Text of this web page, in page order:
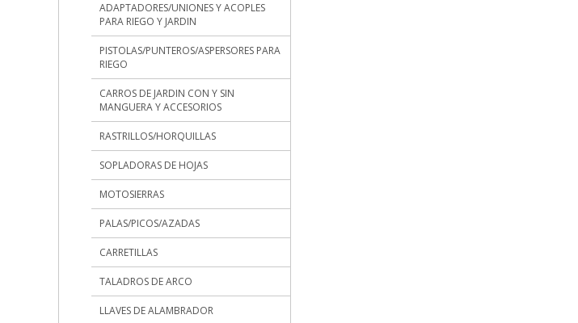
ADAPTADORES/UNIONES Y ACOPLES
PARA RIEGO Y JARDIN
PISTOLAS/PUNTEROS/ASPERSORES PARA
RIEGO
CARROS DE JARDIN CON Y SIN
MANGUERA Y ACCESORIOS
RASTRILLOS/HORQUILLAS
SOPLADORAS DE HOJAS
MOTOSIERRAS
PALAS/PICOS/AZADAS
CARRETILLAS
TALADROS DE ARCO
LLAVES DE ALAMBRADOR